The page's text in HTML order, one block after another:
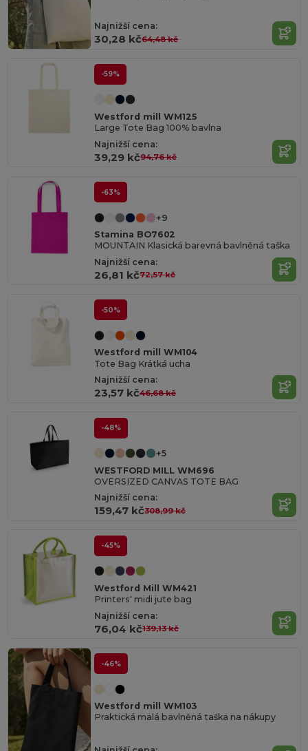
Najnižší cena:
30,28 kč64,48 kč
-59%
Westford mill WM125
Large Tote Bag 100% bavlna
Najnižší cena:
39,29 kč94,76 kč
-63%
+9
Stamina BO7602
MOUNTAIN Klasická barevná bavlněná taška
Najnižší cena:
26,81 kč72,57 kč
-50%
Westford mill WM104
Tote Bag Krátká ucha
Najnižší cena:
23,57 kč46,68 kč
-48%
+5
WESTFORD MILL WM696
OVERSIZED CANVAS TOTE BAG
Najnižší cena:
159,47 kč308,99 kč
-45%
Westford Mill WM421
Printers' midi jute bag
Najnižší cena:
76,04 kč139,13 kč
-46%
Westford mill WM103
Praktická malá bavlněná taška na nákupy